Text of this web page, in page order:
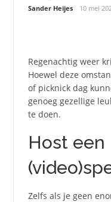
Sander Heijes 10 mei
Regenachtig weer
Hoewel deze
of picknick dag
genoeg gezellige
te doen.
Host een
Zelfs als je geen